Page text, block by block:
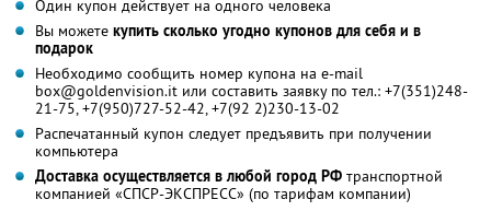
Один купон действует на одного человека
Вы можете купить сколько угодно купонов для себя и в
подарок
Необходимо сообщить номер купона на e-mail
box@goldenvision.it или составить заявку по тел.: +7(351)248-
21-75, +7(950)727-52-42, +7(92 2)230-13-02
Распечатанный купон следует предъявить при получении
компьютера
Доставка осуществляется в любой город РФ транспортной
компанией «СПСР-ЭКСПРЕСС» (по тарифам компании)